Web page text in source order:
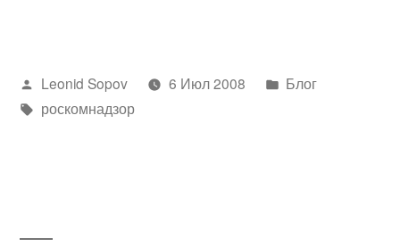
сервер»
Написано
автором
Leonid Sopov 6 Июл 2008
Написано
Блог
Метки:
роскомнадзор